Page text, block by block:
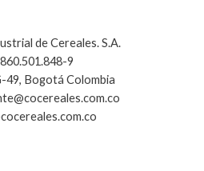
de Cereales. S.A.
9
49, Bogotá Colombia